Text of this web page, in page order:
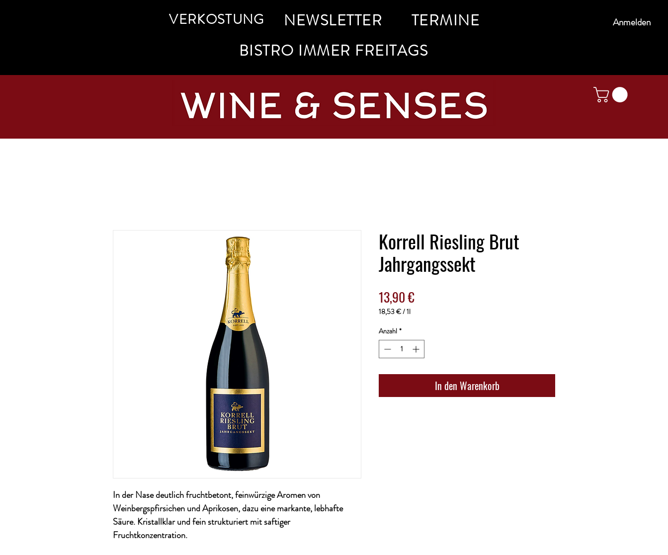
VERKOSTUNG NEWSLETTER
TERMINE
BISTRO IMMER FREITAGS
Anmelden
In der Nase deutlich fruchtbetont, feinwürzige Aromen von
Weinbergspfirsichen und Aprikosen, dazu eine markante, lebhafte
Säure. Kristallklar und fein strukturiert mit saftiger
Fruchtkonzentration.
Korrell Riesling Brut
Jahrgangssekt
13,90 €Preis
18,53 €/1l
pro
1
Liter
Anzahl *
In den Warenkorb